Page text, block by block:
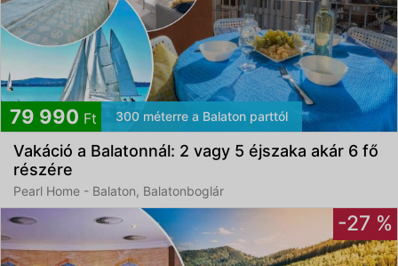
79 990 Ft 300 méterre a Balaton parttól
Vakáció a Balatonnál: 2 vagy 5 éjszaka akár 6 fő
részére
Pearl Home - Balaton, Balatonboglár
-27 %